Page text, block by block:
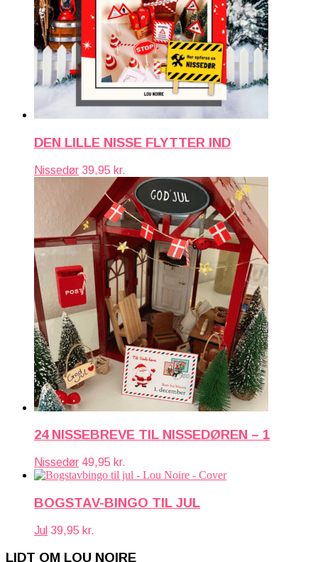
DEN LILLE NISSE FLYTTER IND
Nissedør 39,95 kr.
24 NISSEBREVE TIL NISSEDØREN – 1
Nissedør 49,95 kr.
BOGSTAV-BINGO TIL JUL
Jul 39,95 kr.
LIDT OM LOU NOIRE